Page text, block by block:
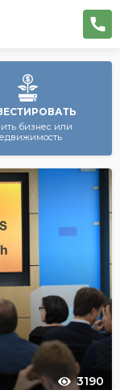
бизнес или
3190